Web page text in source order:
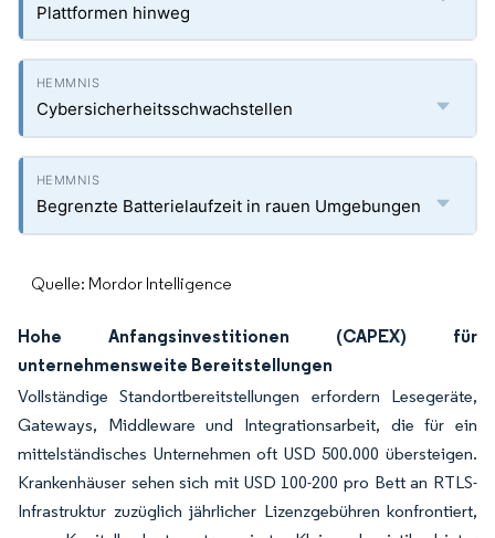
Plattformen hinweg
Cybersicherheitsschwachstellen
Begrenzte Batterielaufzeit in rauen Umgebungen
Quelle: Mordor Intelligence
Hohe Anfangsinvestitionen (CAPEX) für
unternehmensweite Bereitstellungen
Vollständige Standortbereitstellungen erfordern Lesegeräte,
Gateways, Middleware und Integrationsarbeit, die für ein
mittelständisches Unternehmen oft USD 500.000 übersteigen.
Krankenhäuser sehen sich mit USD 100-200 pro Bett an RTLS-
Infrastruktur zuzüglich jährlicher Lizenzgebühren konfrontiert,